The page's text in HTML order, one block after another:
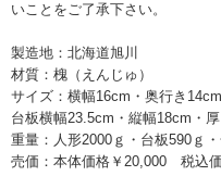
いことをご了承下さい。
製造地：北海道旭川
材質：槐（えんじゅ）
サイズ：横幅16cm・奥行き
台板横幅23.5cm・縦幅18cm・
重量：人形2000ｇ・台板590ｇ
売価：本体価格￥20,000 税込